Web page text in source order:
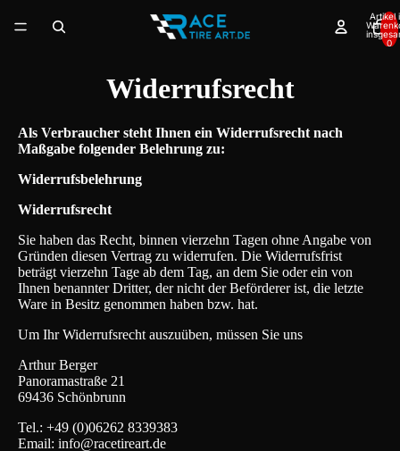
Artikel
0
Widerrufsrecht
Als Verbraucher steht Ihnen ein Widerrufsrecht nach
Maßgabe folgender Belehrung zu:
Widerrufsbelehrung
Widerrufsrecht
Sie haben das Recht, binnen vierzehn Tagen ohne Angabe von
Gründen diesen Vertrag zu widerrufen. Die Widerrufsfrist
beträgt vierzehn Tage ab dem Tag, an dem Sie oder ein von
Ihnen benannter Dritter, der nicht der Beförderer ist, die letzte
Ware in Besitz genommen haben bzw. hat.
Um Ihr Widerrufsrecht auszuüben, müssen Sie uns
Arthur Berger
Panoramastraße 21
69436 Schönbrunn
Tel.: +49 (0)06262 8339383
Email: info@racetireart.de